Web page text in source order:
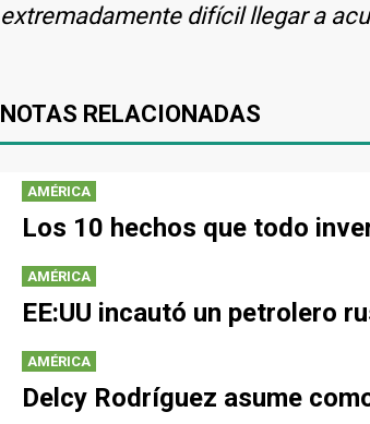
extremadamente difícil llegar a
NOTAS RELACIONADAS
AMÉRICA
Los 10 hechos que todo
AMÉRICA
EE:UU incautó un petrolero
AMÉRICA
Delcy Rodríguez asume